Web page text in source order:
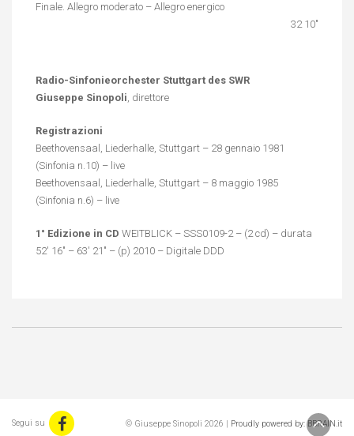
Finale. Allegro moderato – Allegro energico
32 10″
Radio-Sinfonieorchester Stuttgart des SWR
Giuseppe Sinopoli, direttore
Registrazioni
Beethovensaal, Liederhalle, Stuttgart – 28 gennaio 1981
(Sinfonia n.10) – live
Beethovensaal, Liederhalle, Stuttgart – 8 maggio 1985
(Sinfonia n.6) – live
1° Edizione in CD WEITBLICK – SSS0109-2 – (2 cd) – durata
52′ 16″ – 63′ 21″ – (p) 2010 – Digitale DDD
Segui su © Giuseppe Sinopoli 2026 | Proudly powered by: BBRAIN.it